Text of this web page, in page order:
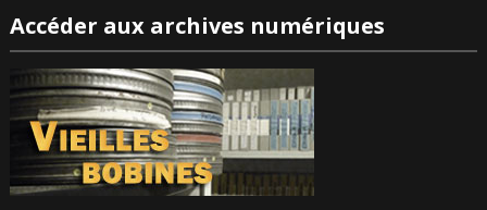
Accéder aux archives numériques